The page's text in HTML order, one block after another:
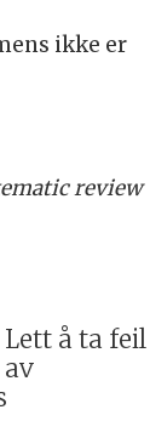
ikke er
review
Lett å ta feil
av